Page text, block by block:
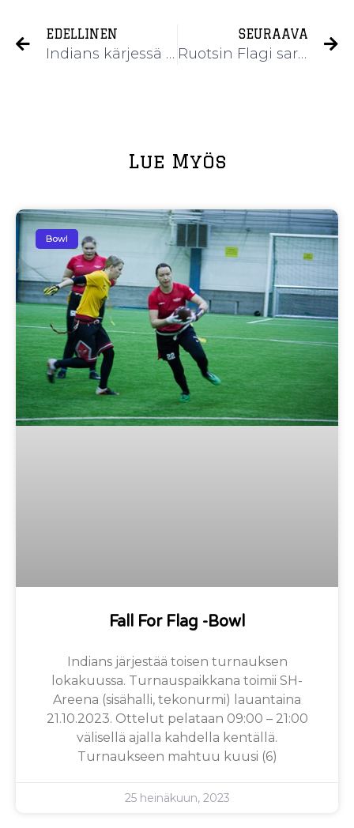
EDELLINEN
Indians kärjessä puhtaalla pelillä hallisarjassa
SEURAAVA
Ruotsin Flagi sarja käyntiin
Lue Myös
Bowl
Fall For Flag -Bowl
Indians järjestää toisen turnauksen
lokakuussa. Turnauspaikkana toimii SH-
Areena (sisähalli, tekonurmi) lauantaina
21.10.2023. Ottelut pelataan 09:00 – 21:00
välisellä ajalla kahdella kentällä.
Turnaukseen mahtuu kuusi (6)
25 heinäkuun, 2023